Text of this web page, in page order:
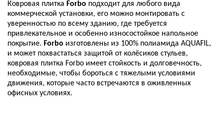
Ковровая плитка Forbo подходит для любого вида
коммерческой установки, его можно монтировать с
уверенностью по всему зданию, где требуется
привлекательное и особенно износостойкое напольное
покрытие. Forbo изготовлены из 100% полиамида AQUAFIL,
и может похвастаться защитой от колёсиков стульев,
ковровая плитка Forbo имеет стойкость и долговечность,
необходимые, чтобы бороться с тяжелыми условиями
движения, которые часто встречаются в оживленных
офисных условиях.